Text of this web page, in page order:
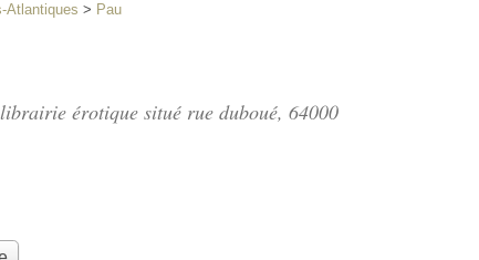
Atlantiques > Pau
érotique situé rue duboué, 64000